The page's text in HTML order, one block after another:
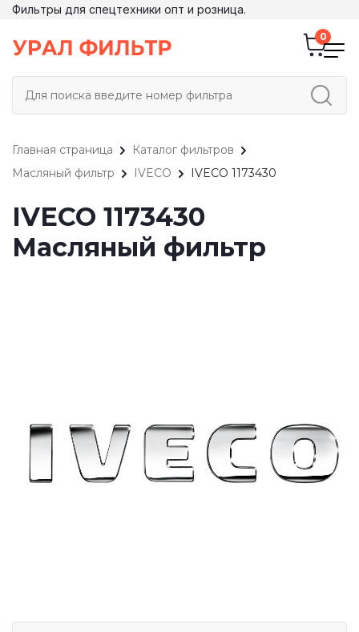
Фильтры для спецтехники опт и розница.
Главная страница
Каталог фильтров
Масляный фильтр
IVECO IVECO 1173430
IVECO 1173430
Масляный фильтр